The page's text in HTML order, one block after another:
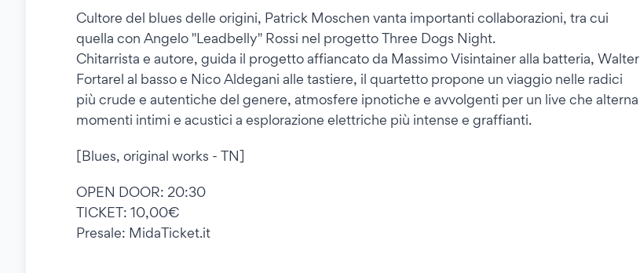
Cultore del blues delle origini, Patrick Moschen vanta importanti collaborazioni, tra cui
quella con Angelo "Leadbelly" Rossi nel progetto Three Dogs Night.
Chitarrista e autore, guida il progetto affiancato da Massimo Visintainer alla batteria, Walter
Fortarel al basso e Nico Aldegani alle tastiere, il quartetto propone un viaggio nelle radici
più crude e autentiche del genere, atmosfere ipnotiche e avvolgenti per un live che alterna
momenti intimi e acustici a esplorazione elettriche più intense e graffianti.
[Blues, original works - TN]
OPEN DOOR: 20:30
TICKET: 10,00€
Presale: MidaTicket.it